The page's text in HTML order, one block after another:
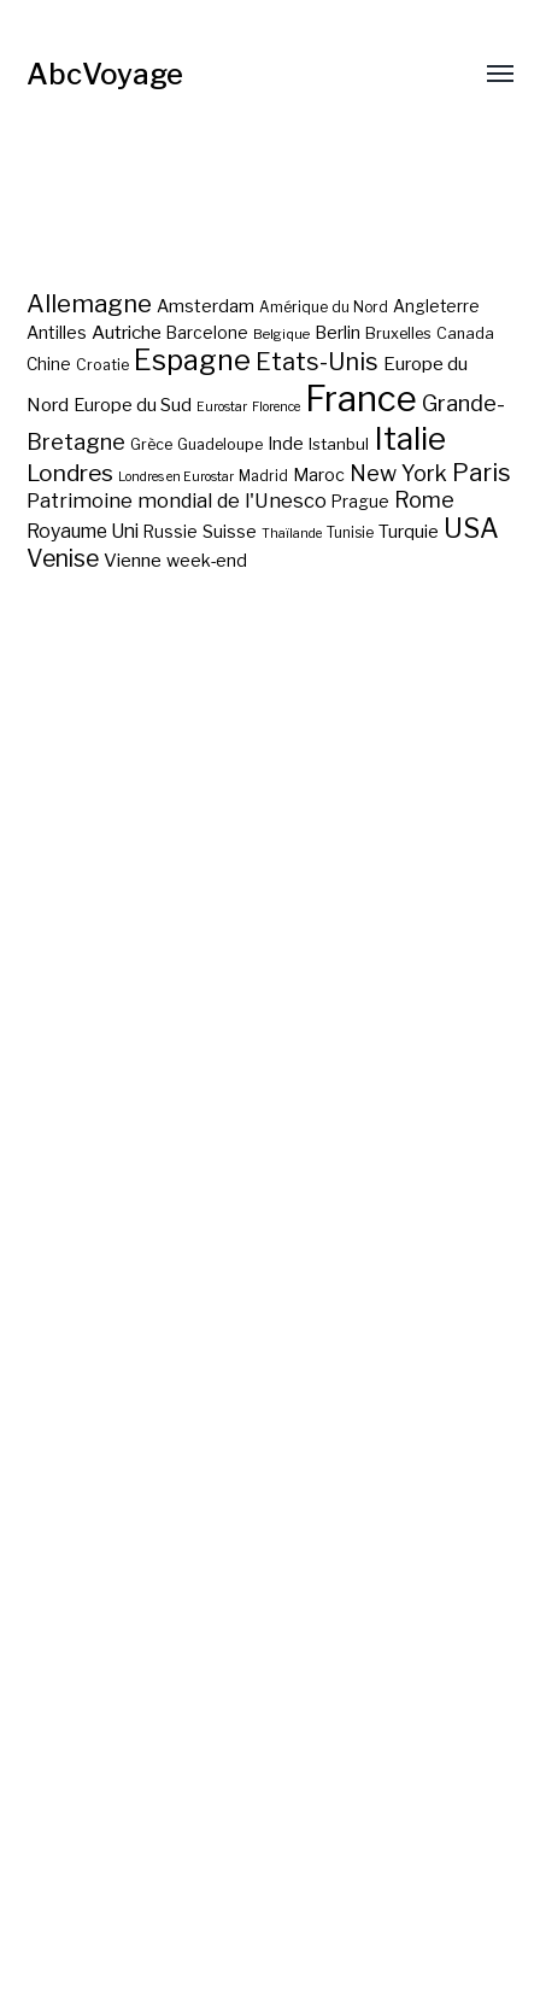
AbcVoyage
Allemagne Amsterdam Amérique du Nord Angleterre
Antilles Autriche Barcelone Belgique Berlin Bruxelles Canada
Chine Croatie Espagne Etats-Unis Europe du
Nord Europe du Sud Eurostar Florence France Grande-
Bretagne Grèce Guadeloupe Inde Istanbul Italie
Londres Londres en Eurostar Madrid Maroc New York Paris
Patrimoine mondial de l'Unesco Prague Rome
Royaume Uni Russie Suisse Thaïlande Tunisie Turquie USA
Venise Vienne week-end
Sur quelle île